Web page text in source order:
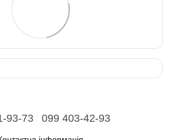
93-73 099 403-42-93